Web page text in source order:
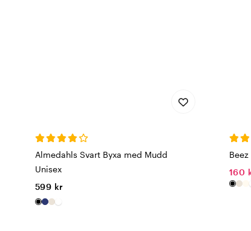
Almedahls Svart Byxa med Mudd
Unisex
599 kr
160